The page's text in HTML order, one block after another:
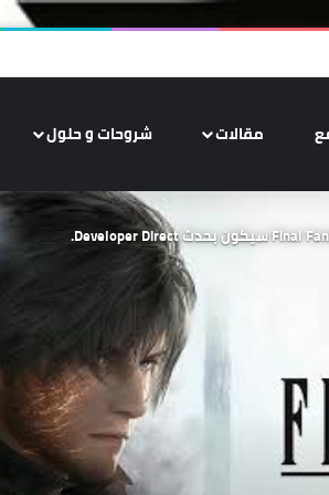
مقالات شروحات و حلول